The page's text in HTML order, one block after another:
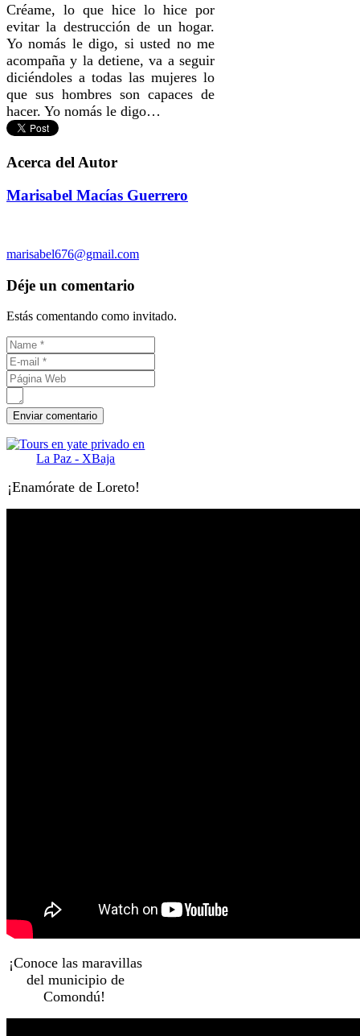
Créame, lo que hice lo hice por
evitar la destrucción de un hogar.
Yo nomás le digo, si usted no me
acompaña y la detiene, va a seguir
diciéndoles a todas las mujeres lo
que sus hombres son capaces de
hacer. Yo nomás le digo…
Acerca del Autor
Marisabel Mací­as Guerrero
marisabel676@gmail.com
Déje un comentario
Estás comentando como invitado.
¡Enamórate de Loreto!
¡Conoce las maravillas
del municipio de
Comondú!